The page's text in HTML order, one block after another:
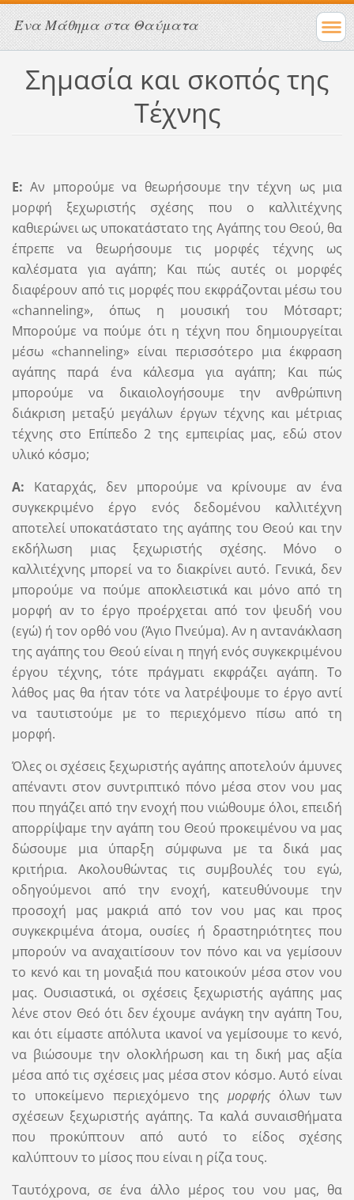
Ένα Μάθημα στα Θαύματα
Σημασία και σκοπός της
Τέχνης
Ε:Αν μπορούμε να θεωρήσουμε την τέχνη ως μια
μορφή ξεχωριστής σχέσης που ο καλλιτέχνης
καθιερώνει ως υποκατάστατο της Αγάπης του Θεού, θα
έπρεπε να θεωρήσουμε τις μορφές τέχνης ως
καλέσματα για αγάπη; Και πώς αυτές οι μορφές
διαφέρουν από τις μορφές που εκφράζονται μέσω του
«channeling», όπως η μουσική του Μότσαρτ;
Μπορούμε να πούμε ότι η τέχνη που δημιουργείται
μέσω «channeling» είναι περισσότερο μια έκφραση
αγάπης παρά ένα κάλεσμα για αγάπη; Και πώς
μπορούμε να δικαιολογήσουμε την ανθρώπινη
διάκριση μεταξύ μεγάλων έργων τέχνης και μέτριας
τέχνης στο Επίπεδο 2 της εμπειρίας μας, εδώ στον
υλικό κόσμο;
Α: Καταρχάς, δεν μπορούμε να κρίνουμε αν ένα
συγκεκριμένο έργο ενός δεδομένου καλλιτέχνη
αποτελεί υποκατάστατο της αγάπης του Θεού και την
εκδήλωση μιας ξεχωριστής σχέσης. Μόνο ο
καλλιτέχνης μπορεί να το διακρίνει αυτό. Γενικά, δεν
μπορούμε να πούμε αποκλειστικά και μόνο από τη
μορφή αν το έργο προέρχεται από τον ψευδή νου
(εγώ) ή τον ορθό νου (Άγιο Πνεύμα). Αν η αντανάκλαση
της αγάπης του Θεού είναι η πηγή ενός συγκεκριμένου
έργου τέχνης, τότε πράγματι εκφράζει αγάπη. Το
λάθος μας θα ήταν τότε να λατρέψουμε το έργο αντί
να ταυτιστούμε με το περιεχόμενο πίσω από τη
μορφή.
Όλες οι σχέσεις ξεχωριστής αγάπης αποτελούν άμυνες
απέναντι στον συντριπτικό πόνο μέσα στον νου μας
που πηγάζει από την ενοχή που νιώθουμε όλοι, επειδή
απορρίψαμε την αγάπη του Θεού προκειμένου να μας
δώσουμε μια ύπαρξη σύμφωνα με τα δικά μας
κριτήρια. Ακολουθώντας τις συμβουλές του εγώ,
οδηγούμενοι από την ενοχή, κατευθύνουμε την
προσοχή μας μακριά από τον νου μας και προς
συγκεκριμένα άτομα, ουσίες ή δραστηριότητες που
μπορούν να αναχαιτίσουν τον πόνο και να γεμίσουν
το κενό και τη μοναξιά που κατοικούν μέσα στον νου
μας. Ουσιαστικά, οι σχέσεις ξεχωριστής αγάπης μας
λένε στον Θεό ότι δεν έχουμε ανάγκη την αγάπη Του,
και ότι είμαστε απόλυτα ικανοί να γεμίσουμε το κενό,
να βιώσουμε την ολοκλήρωση και τη δική μας αξία
μέσα από τις σχέσεις μας μέσα στον κόσμο. Αυτό είναι
το υποκείμενο περιεχόμενο τηςμορφήςόλων των
σχέσεων ξεχωριστής αγάπης. Τα καλά συναισθήματα
που προκύπτουν από αυτό το είδος σχέσης
καλύπτουν το μίσος που είναι η ρίζα τους.
Ταυτόχρονα, σε ένα άλλο μέρος του νου μας, θα